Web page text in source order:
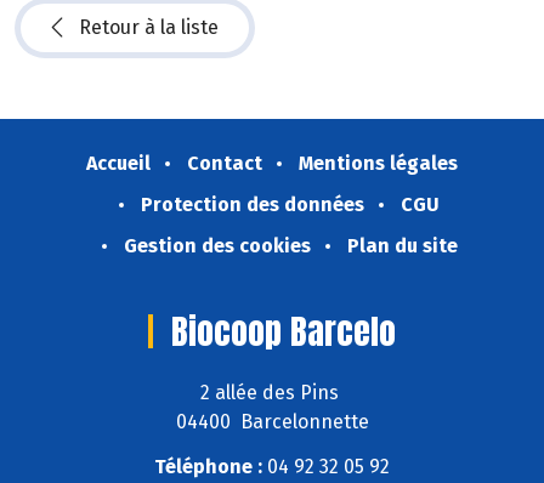
Retour à la liste
Accueil Contact
Mentions légales
Protection des données
CGU
Gestion des cookies
Plan du site
Biocoop Barcelo
2 allée des Pins
04400 Barcelonnette
Téléphone : 04 92 32 05 92